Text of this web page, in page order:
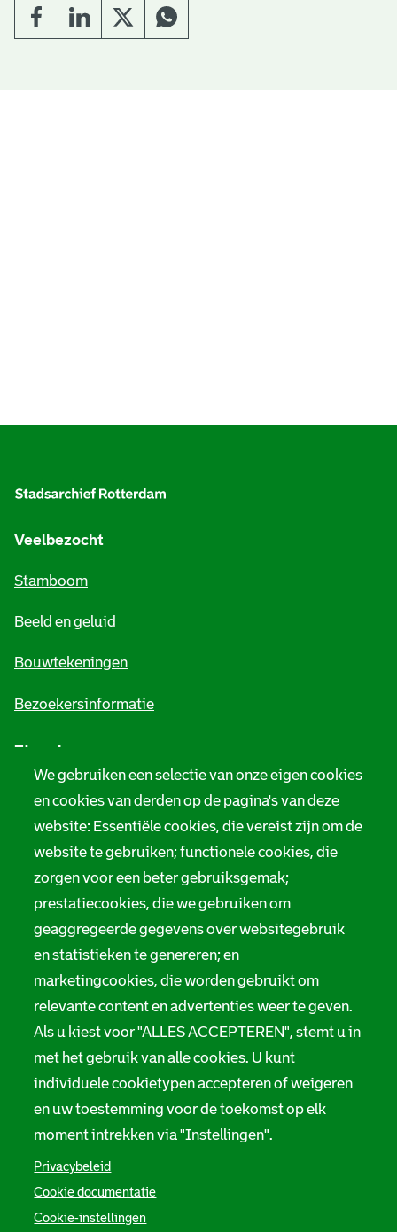
We gebruiken een selectie van onze eigen cookies
en cookies van derden op de pagina's van deze
website: Essentiële cookies, die vereist zijn om de
website te gebruiken; functionele cookies, die
zorgen voor een beter gebruiksgemak;
prestatiecookies, die we gebruiken om
geaggregeerde gegevens over websitegebruik
en statistieken te genereren; en
marketingcookies, die worden gebruikt om
relevante content en advertenties weer te geven.
Als u kiest voor "ALLES ACCEPTEREN", stemt u in
met het gebruik van alle cookies. U kunt
individuele cookietypen accepteren of weigeren
en uw toestemming voor de toekomst op elk
moment intrekken via "Instellingen".
Privacybeleid
Cookie documentatie
Cookie-instellingen
Veelbezocht
Stamboom
Beeld en geluid
Bouwtekeningen
Bezoekersinformatie
Zie ook
Privacy
Digitale toegankelijkheid
Servicenormen
Melding taalgebruik
Suggesties en opmerkingen
Stadsarchief Rotterdam
Hofdijk 651, 3032 CG Rotterdam
Postbus 71, 3000 AB Rotterdam
TEL: 010 267 55 55
a n o i
S